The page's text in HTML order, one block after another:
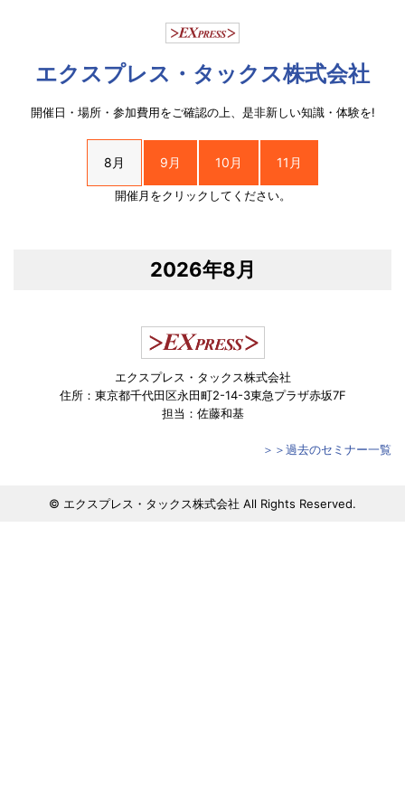
エクスプレス・タックス株式会社
開催日・場所・参加費用をご確認の上、是非新しい知識・体験を!
8月 9月 10月 11月
開催月をクリックしてください。
2026年8月
エクスプレス・タックス株式会社
住所：東京都千代田区永田町2-14-3東急プラザ赤坂7F
担当：佐藤和基
＞＞過去のセミナー一覧
© エクスプレス・タックス株式会社 All Rights Reserved.